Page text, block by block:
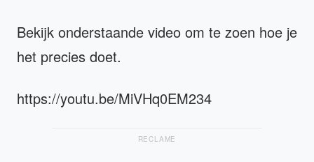
Bekijk onderstaande video om te zoen hoe je
het precies doet.
https://youtu.be/MiVHq0EM234
RECLAME